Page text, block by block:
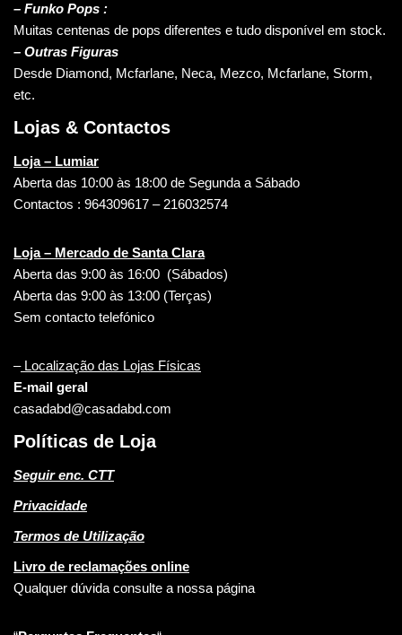
– Funko Pops :
Muitas centenas de pops diferentes e tudo disponível em stock.
– Outras Figuras
Desde Diamond, Mcfarlane, Neca, Mezco, Mcfarlane, Storm,
etc.
Lojas & Contactos
Loja – Lumiar
Aberta das 10:00 às 18:00 de Segunda a Sábado
Contactos : 964309617 – 216032574
Loja – Mercado de Santa Clara
Aberta das 9:00 às 16:00 (Sábados)
Aberta das 9:00 às 13:00 (Terças)
Sem contacto telefónico
–Localização das Lojas Físicas
E-mail geral
casadabd@casadabd.com
Políticas de Loja
Seguir enc. CTT
Privacidade
Termos de Utilização
Livro de reclamações online
Qualquer dúvida consulte a nossa página